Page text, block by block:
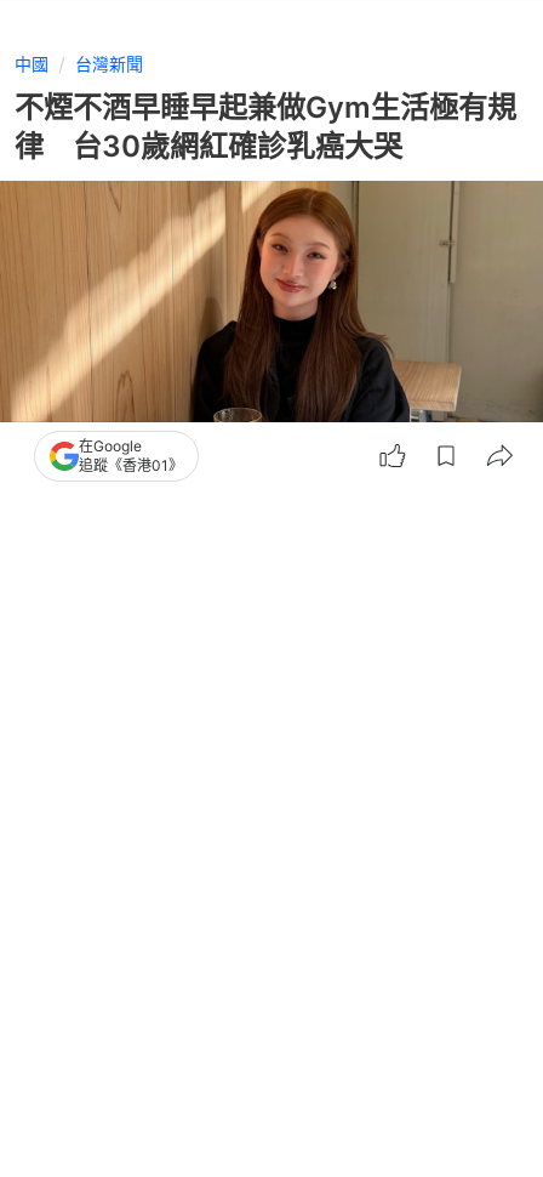
中國 台灣新聞
不煙不酒早睡早起兼做Gym生活極有規
律 台30歲網紅確診乳癌大哭
在Google
追蹤《香港01》